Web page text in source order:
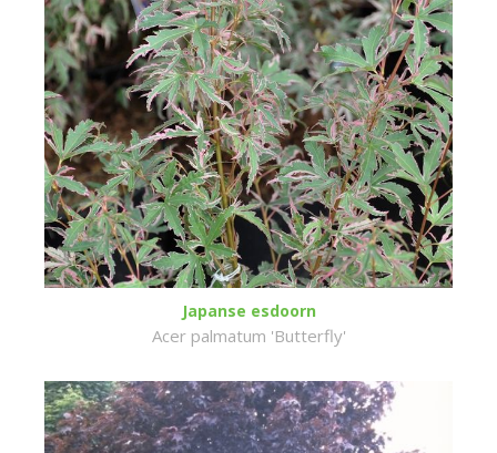
Japanse esdoorn
Acer palmatum 'Butterfly'